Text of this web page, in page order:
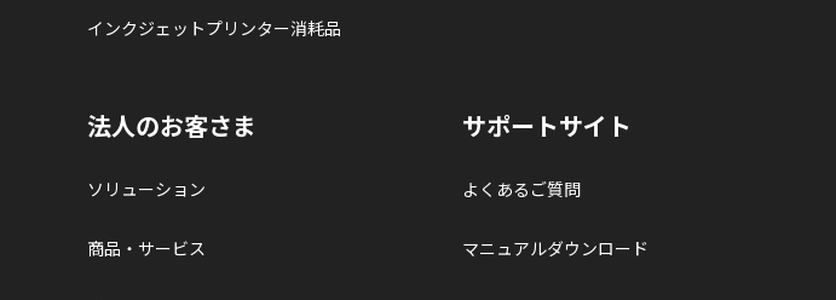
インクジェットプリンター消耗品
法人のお客さま
ソリューション
商品・サービス
サポートサイト
よくあるご質問
マニュアルダウンロード